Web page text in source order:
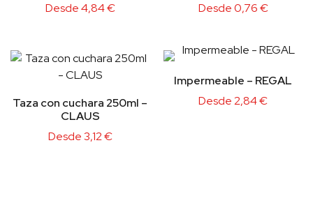
Desde4,84€
Desde0,76€
Taza con cuchara 250ml –
CLAUS
Desde3,12€
Impermeable – REGAL
Desde2,84€